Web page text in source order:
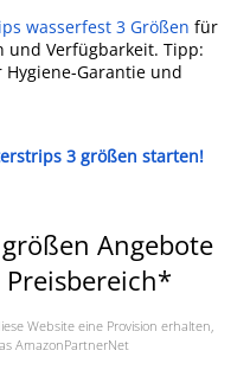
wasserfest 3 Größen für
und Verfügbarkeit. Tipp:
Hygiene-Garantie und
3 größen starten!
Angebote
Website eine Provision erhalten,
AmazonPartnerNet